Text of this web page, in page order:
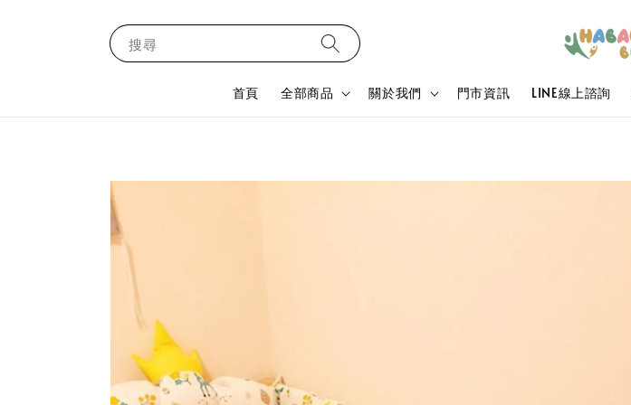
搜尋
首頁 全部商品 關於我們 門市資訊 LINE線上諮詢